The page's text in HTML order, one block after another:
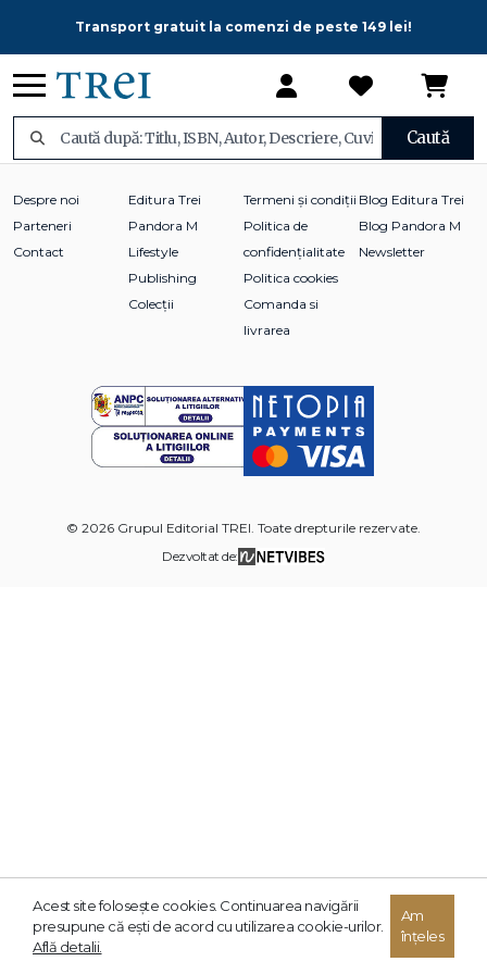
Transport gratuit la comenzi de peste 149 lei!
Caută
Despre noi
Parteneri
Contact
Editura Trei
Pandora M
Lifestyle
Publishing
Colecții
Termeni și condiții
Politica de
confidențialitate
Politica cookies
Comanda si
livrarea
Blog Editura Trei
Blog Pandora M
Newsletter
© 2026 Grupul Editorial TREI. Toate drepturile rezervate.
Dezvoltat de:
Acest site foloseşte cookies. Continuarea navigării
presupune că eşti de acord cu utilizarea cookie-urilor.
Află detalii.
Am
înțeles